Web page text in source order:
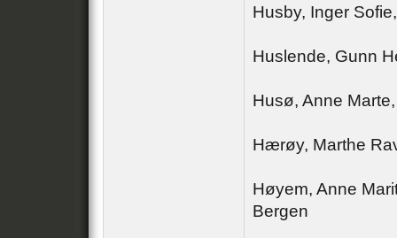
Husby, Inger
Huslende, Gunn
Husø, Anne
Hærøy, Marthe
Høyem, Anne
Bergen